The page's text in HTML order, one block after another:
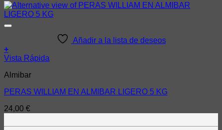
Añadir a la lista de deseos
+
Vista Rápida
Almibar
PERAS WILLIAM EN ALMIBAR LIGERO 5 KG
24,00 €